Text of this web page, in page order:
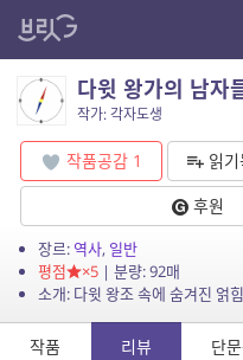
다윗 왕가의 남자
작가: 각자도생
작품공감 1 읽
후원
장르: 역사, 일반
평점
×5| 분량: 92매
소개: 다윗 왕조 속에 숨겨진 얽
작품 리뷰 단